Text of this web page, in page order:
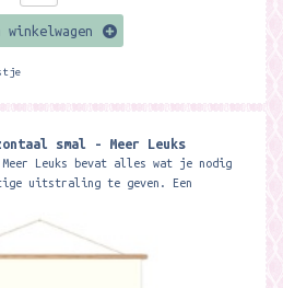
winkelwagen
smal - Meer Leuks
Leuks bevat alles wat je nodig
uitstraling te geven. Een